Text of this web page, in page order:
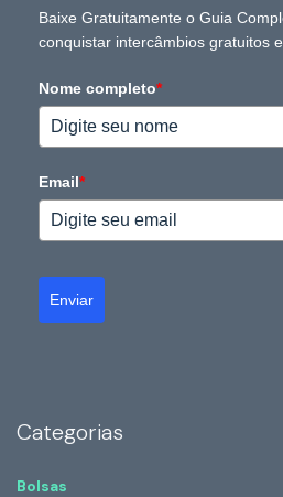
Baixe Gratuitamente o Guia
conquistar intercâmbios gratuitos
Nome completo*
Email*
Enviar
Categorias
Bolsas